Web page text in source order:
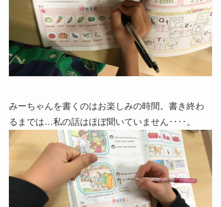
みーちゃんを書くのはお楽しみの時間。書き終わ
るまでは…私の話はほぼ聞いていません････。